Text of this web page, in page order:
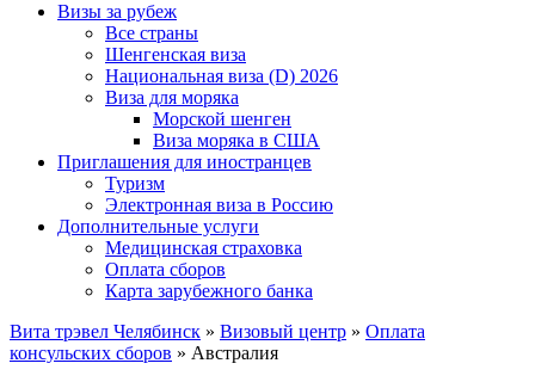
Визы за рубеж
Все страны
Шенгенская виза
Национальная виза (D) 2026
Виза для моряка
Морской шенген
Виза моряка в США
Приглашения для иностранцев
Туризм
Электронная виза в Россию
Дополнительные услуги
Медицинская страховка
Оплата сборов
Карта зарубежного банка
Вита трэвел Челябинск » Визовый центр » Оплата
консульских сборов » Австралия